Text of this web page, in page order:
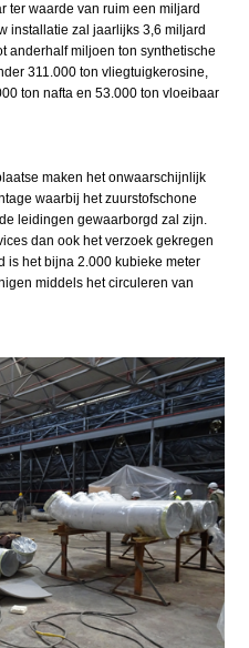
ter waarde van ruim een miljard
installatie zal jaarlijks 3,6 miljard
anderhalf miljoen ton synthetische
311.000 ton vliegtuigkerosine,
ton nafta en 53.000 ton vloeibaar
maken het onwaarschijnlijk
waarbij het zuurstofschone
leidingen gewaarborgd zal zijn.
dan ook het verzoek gekregen
is het bijna 2.000 kubieke meter
middels het circuleren van